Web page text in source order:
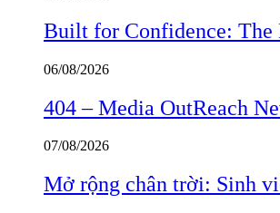
Built for Confidence: The
06/08/2026
404 – Media OutReach
07/08/2026
Mở rộng chân trời: Sinh